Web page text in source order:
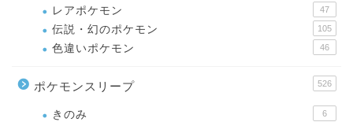
レアポケモン 47
伝説・幻のポケモン 105
色違いポケモン 46
ポケモンスリープ 526
きのみ 6